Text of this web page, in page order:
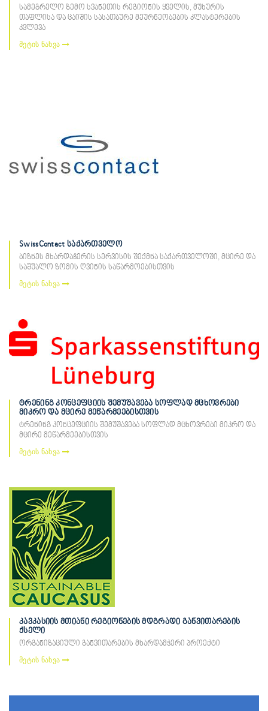
სამეგრელო ზემო სვანეთის რეგიონის ყველის, მუხურის
თაფლისა და ცაიშის სასათბურე მეურნეობების კლასტერების
კვლევა
მეტის ნახვა
SwissContact საქართველო
ბიზნეს მხარდაჭერის სერვისის შექმნა საქართველოში, მცირე და
საშუალო ზომის ღვინის საწარმოებისთვის
მეტის ნახვა
ტრენინგ კონცეფციის შემუშავება სოფლად მცხოვრები
მიკრო და მცირე მეწარმეებისთვის
ტრენინგ კონცეფციის შემუშავება სოფლად მცხოვრები მიკრო და
მცირე მეწარმეებისთვის
მეტის ნახვა
კავკასიის მთიანი რეგიონების მდგრადი განვითარების
ქსელი
ორგანიზაციული განვითარების მხარდამჭერი პროექტი
მეტის ნახვა